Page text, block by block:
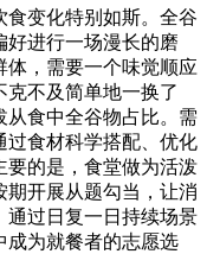
变化特别如斯。全谷
好进行一场漫长的磨
，需要一个味觉顺应
克不及简单地一换了
从食中全谷物占比。需
过食材科学搭配、优化
要的是，食堂做为活泼
期开展从题勾当，让消
通过日复一日持续场景
成为就餐者的志愿选